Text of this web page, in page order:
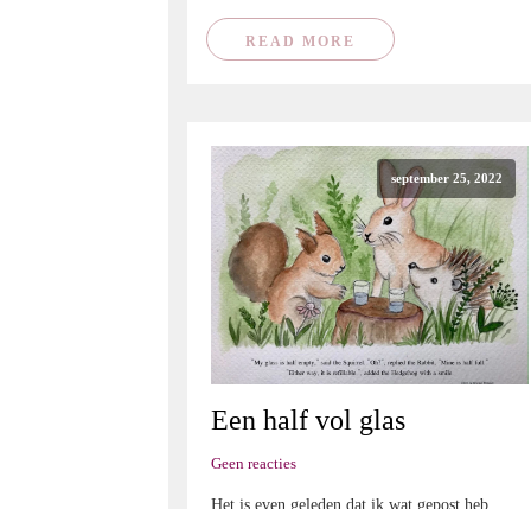
READ MORE
september 25, 2022
Een half vol glas
Geen reacties
Het is even geleden dat ik wat gepost heb,